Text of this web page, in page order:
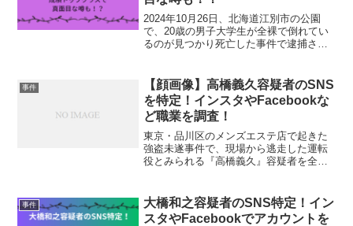
2024年10月26日、北海道江別市の公園
で、20歳の男子大学生が全裸で倒れてい
るのが見つかり死亡した事件で逮捕され
学生の交際相手と報道されています。八
木原亜麻さんにつ...
事件
【顔画像】高橋義久容疑者のSNS
を特定！インスタやFacebookな
ど職業を調査！
東京・品川区のメンズエステ店で起きた
強盗未遂事件で、現場から逃走した運転
役とみられる『高橋義久』容疑者を全国
まるのも時間の問題かと思います。高橋
義久容疑者について見てい...
事件
大橋和之容疑者のSNS特定！イン
スタやFacebookでアカウントを